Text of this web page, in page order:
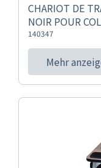
CHARIOT DE
NOIR POUR
140347
Mehr